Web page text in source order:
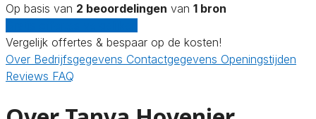
Op basis van 2 beoordelingen van 1 bron
Vergelijk offertes & bespaar op de kosten!
Over Bedrijfsgegevens Contactgegevens Openingstijden
Reviews FAQ